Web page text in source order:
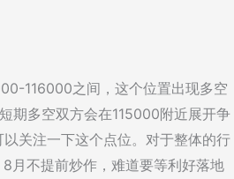
116000之间，这个位置出现多空
期多空双方会在115000附近展开争
关注一下这个点位。对于整体的行
月不提前炒作，难道要等利好落地